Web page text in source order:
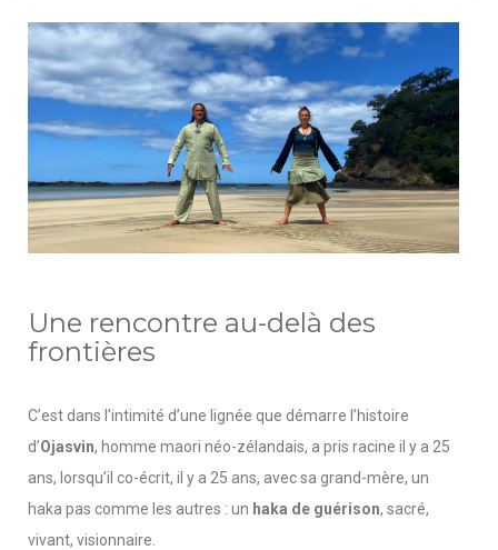
Une rencontre au-delà des
frontières
C’est dans l’intimité d’une lignée que démarre l’histoire
d’Ojasvin, homme maori néo-zélandais, a pris racine il y a 25
ans, lorsqu’il co-écrit, il y a 25 ans, avec sa grand-mère, un
haka pas comme les autres : un haka de guérison, sacré,
vivant, visionnaire.